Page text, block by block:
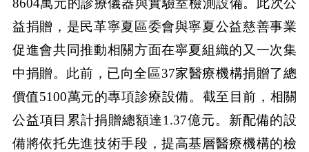
8604萬元的診療儀器與實驗室檢測設備。此次公
益捐贈，是民革寧夏區委會與寧夏公益慈善事業
促進會共同推動相關方面在寧夏組織的又一次集
中捐贈。此前，已向全區37家醫療機構捐贈了總
價值5100萬元的專項診療設備。截至目前，相關
公益項目累計捐贈總額達1.37億元。新配備的設
備將依托先進技術手段，提高基層醫療機構的檢